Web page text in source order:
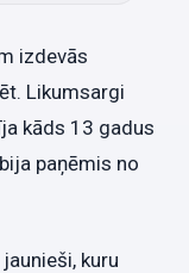
izdevās
Likumsargi
kāds 13 gadus
paņēmis no
kuru